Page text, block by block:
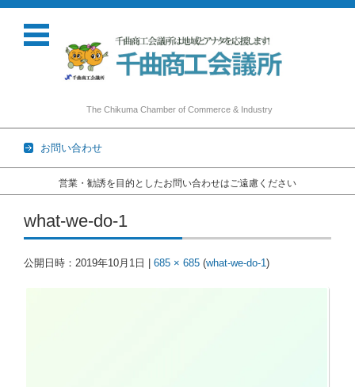
The Chikuma Chamber of Commerce & Industry
お問い合わせ
営業・勧誘を目的としたお問い合わせはご遠慮ください
コンテンツに移動
what-we-do-1
公開日時： 2019年10月1日 685 × 685 (what-we-do-1 )